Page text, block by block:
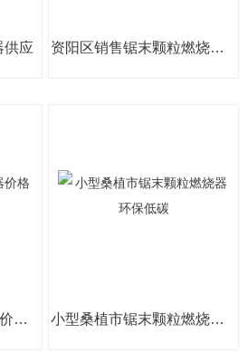
供应 资阳区销售锯末颗粒燃烧器型号齐全
益阳市锯末颗粒燃烧器价格表 小型桑植市锯末颗粒燃烧器环保低碳